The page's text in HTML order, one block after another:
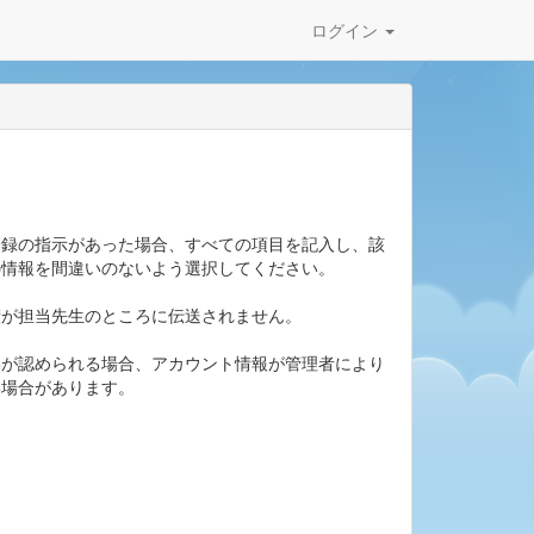
ログイン
の指示があった場合、すべての項目を記入し、該
報を間違いのないよう選択してください。
担当先生のところに伝送されません。
認められる場合、アカウント情報が管理者により
合があります。